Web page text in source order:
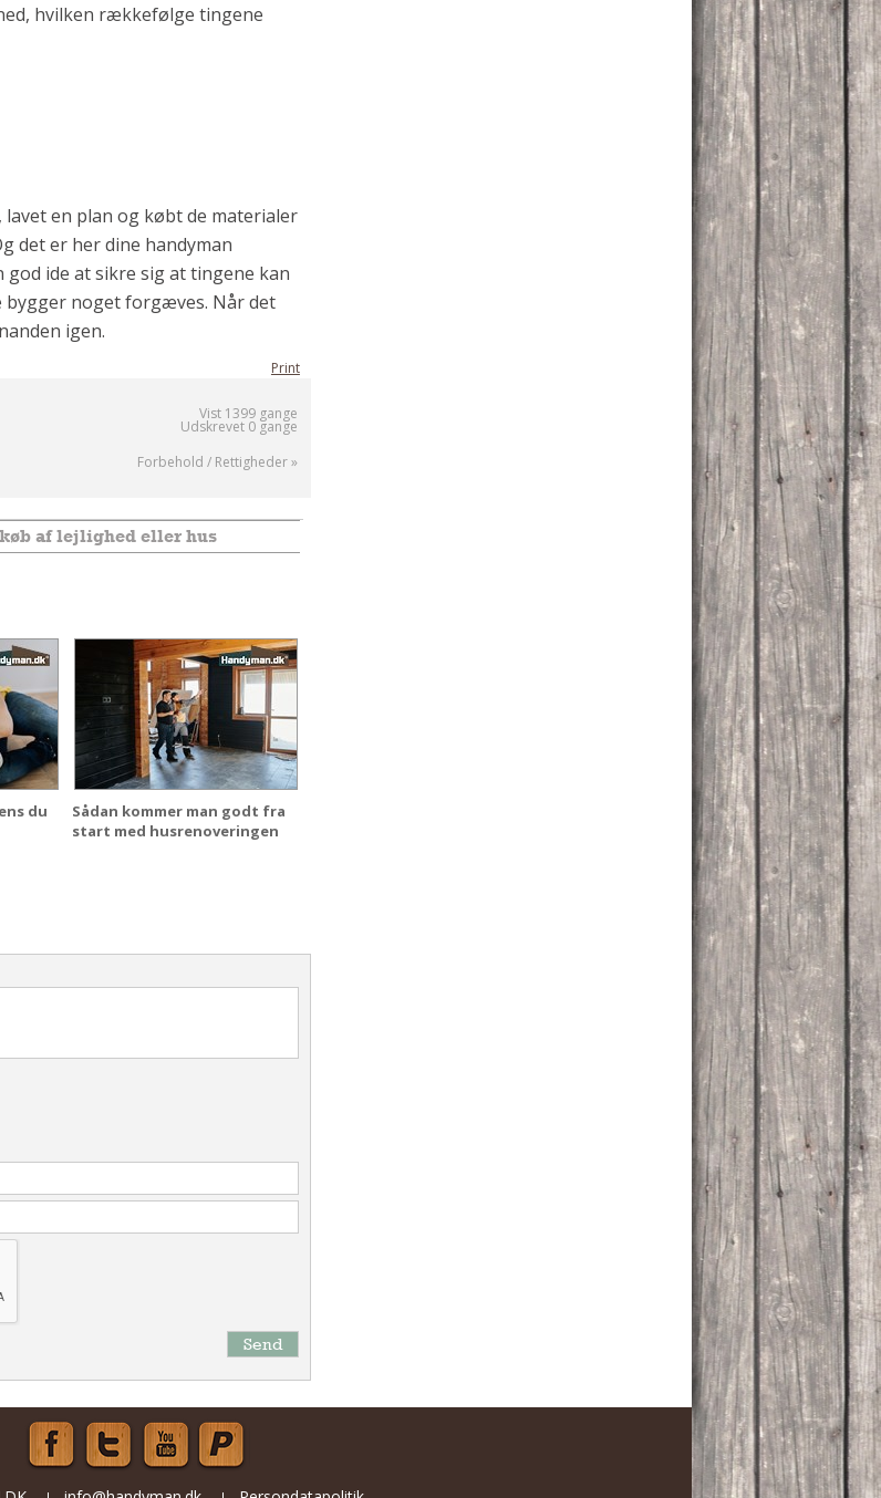
hvilken rækkefølge tingene
en plan og købt de materialer
det er her dine handyman
ide at sikre sig at tingene kan
bygger noget forgæves. Når det
igen.
Print
Vist 1399 gange
Udskrevet 0 gange
Forbehold / Rettigheder »
af lejlighed eller hus
du
Sådan kommer man godt fra
start med husrenoveringen
Send